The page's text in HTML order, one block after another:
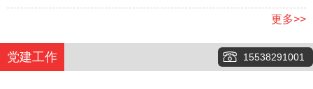
更多>>
党建工作 15538291001